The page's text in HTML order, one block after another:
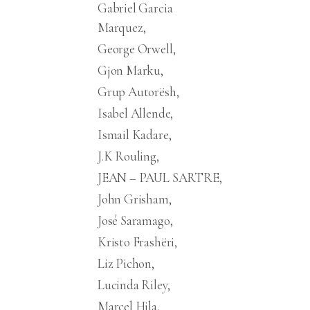
Gabriel Garcia
Marquez
George Orwell
Gjon Marku
Grup Autorësh
Isabel Allende
Ismail Kadare
J.K Rouling
JEAN – PAUL SARTRE
John Grisham
José Saramago
Kristo Frashëri
Liz Pichon
Lucinda Riley
Marcel Hila